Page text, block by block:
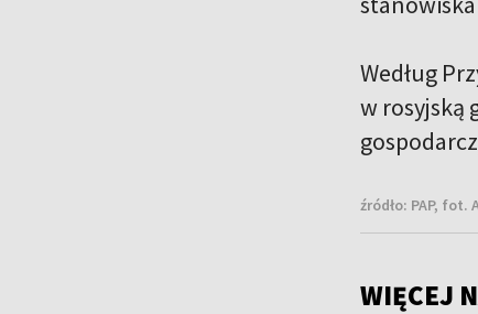
Według
w rosyjską
źródło: PAP, fot.
WIĘCEJ